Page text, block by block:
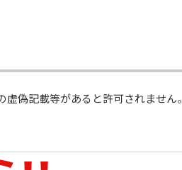
偽記載等があると許可されません。